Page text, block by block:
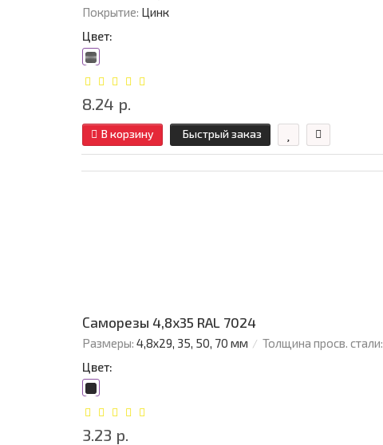
Покрытие: Цинк
Цвет:
8.24 р.
В корзину Быстрый заказ
Саморезы 4,8х35 RAL 7024
Размеры: 4,8х29, 35, 50, 70 мм Толщина просв. стали:
Цвет:
3.23 р.